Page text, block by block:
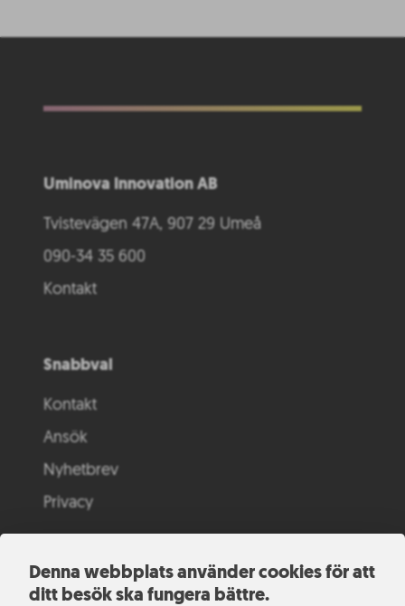
Denna webbplats använder cookies för att
ditt besök ska fungera bättre.
Uminova Innovation AB
Tvistevägen 47A, 907 29 Umeå
090-34 35 600
Kontakt
Snabbval
Kontakt
Ansök
Nyhetbrev
Privacy